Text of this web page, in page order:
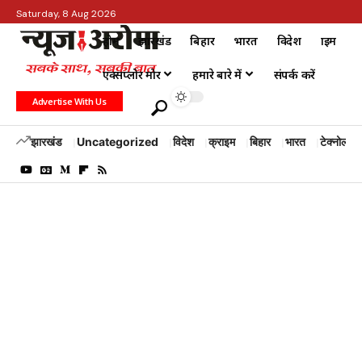
Saturday, 8 Aug 2026
होम झारखंड बिहार भारत विदेश क्राइम
एक्सप्लोर मोर हमारे बारे में संपर्क करें
Advertise With Us
झारखंड Uncategorized विदेश क्राइम बिहार भारत टेक्नोलॉजी